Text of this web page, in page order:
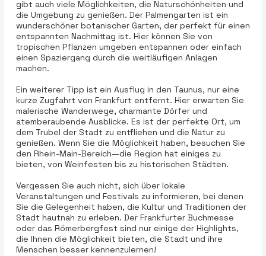
gibt auch viele Möglichkeiten, die Naturschönheiten und
die Umgebung zu genießen. Der Palmengarten ist ein
wunderschöner botanischer Garten, der perfekt für einen
entspannten Nachmittag ist. Hier können Sie von
tropischen Pflanzen umgeben entspannen oder einfach
einen Spaziergang durch die weitläufigen Anlagen
machen.
Ein weiterer Tipp ist ein Ausflug in den Taunus, nur eine
kurze Zugfahrt von Frankfurt entfernt. Hier erwarten Sie
malerische Wanderwege, charmante Dörfer und
atemberaubende Ausblicke. Es ist der perfekte Ort, um
dem Trubel der Stadt zu entfliehen und die Natur zu
genießen. Wenn Sie die Möglichkeit haben, besuchen Sie
den Rhein-Main-Bereich—die Region hat einiges zu
bieten, von Weinfesten bis zu historischen Städten.
Vergessen Sie auch nicht, sich über lokale
Veranstaltungen und Festivals zu informieren, bei denen
Sie die Gelegenheit haben, die Kultur und Traditionen der
Stadt hautnah zu erleben. Der Frankfurter Buchmesse
oder das Römerbergfest sind nur einige der Highlights,
die Ihnen die Möglichkeit bieten, die Stadt und ihre
Menschen besser kennenzulernen!